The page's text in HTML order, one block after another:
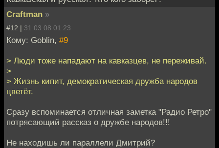
Craftman »
#12 | 31.03.08 01:23
Кому: Goblin, #9
> Люди тоже нападают на кавказцев, не переживай.
>
> Жизнь кипит, демократическая дружба народов
цветёт.
Сразу вспоминается отличная заметка "Радио Ретро"
потрясающий рассказ о дружбе народов!!!
Не находишь ли параллели Дмитрий?